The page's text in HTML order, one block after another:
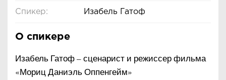
Спикер: Изабель Гатоф
О спикере
Изабель Гатоф – сценарист и режиссер фильма
«Мориц Даниэль Оппенгейм»